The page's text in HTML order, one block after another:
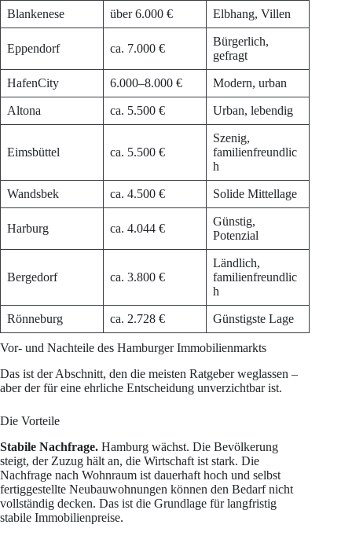
Blankenese über 6.000 € Elbhang, Villen
Eppendorf ca. 7.000 €
Bürgerlich,
gefragt
HafenCity 6.000–8.000 € Modern, urban
Altona ca. 5.500 € Urban, lebendig
Eimsbüttel ca. 5.500 €
Szenig,
familienfreundlic
h
Wandsbek ca. 4.500 € Solide Mittellage
Harburg ca. 4.044 €
Günstig,
Potenzial
Bergedorf ca. 3.800 €
Ländlich,
familienfreundlic
h
Rönneburg ca. 2.728 € Günstigste Lage
Vor- und Nachteile des Hamburger Immobilienmarkts
Das ist der Abschnitt, den die meisten Ratgeber weglassen –
aber der für eine ehrliche Entscheidung unverzichtbar ist.
Die Vorteile
Stabile Nachfrage. Hamburg wächst. Die Bevölkerung
steigt, der Zuzug hält an, die Wirtschaft ist stark. Die
Nachfrage nach Wohnraum ist dauerhaft hoch und selbst
fertiggestellte Neubauwohnungen können den Bedarf nicht
vollständig decken. Das ist die Grundlage für langfristig
stabile Immobilienpreise.